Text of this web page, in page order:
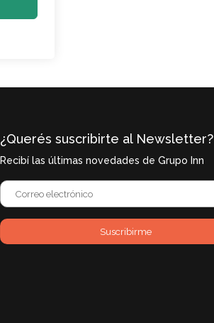
¿Querés suscribirte al Newsletter?
Recibí las últimas novedades de Grupo Inn